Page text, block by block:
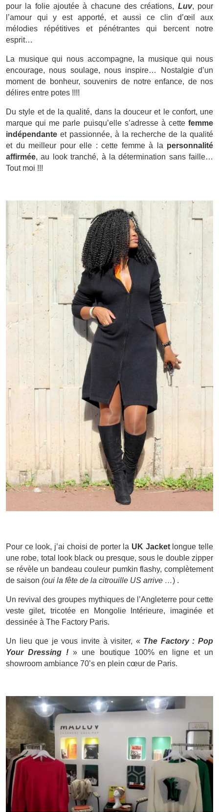
pour la folie ajoutée à chacune des créations, Luv, pour
l’amour qui y est apporté, et aussi ce clin d’œil aux
mélodies répétitives et pénétrantes qui bercent notre
esprit…
La musique qui nous accompagne, la musique qui nous
encourage, nous soulage, nous inspire… Nostalgie d’un
moment de bonheur, souvenirs de notre enfance, de nos
délires entre potes !!!!
Du style et de la qualité, dans la douceur et le confort, une
marque qui me parle puisqu’elle s’adresse à cette femme
indépendante et passionnée, à la recherche de la qualité
et du meilleur pour elle : cette femme à la personnalité
affirmée, au look tranché, à la détermination sans faille…
Tout moi !!!
Pour ce look, j’ai choisi de porter la UK Jacketlongue telle
une robe, total look black ou presque, sous le double zipper
se révèle un bandeau couleur pumkin flashy, complètement
de saison (oui la fête de la citrouille US arrive …) .
Un revival des groupes mythiques de l’Angleterre pour cette
veste gilet, tricotée en Mongolie Intérieure, imaginée et
dessinée à The Factory Paris.
Un lieu que je vous invite à visiter, « The Factory : Pop
Your Dressing ! » une boutique 100% en ligne et un
showroom ambiance 70’s en plein cœur de Paris.